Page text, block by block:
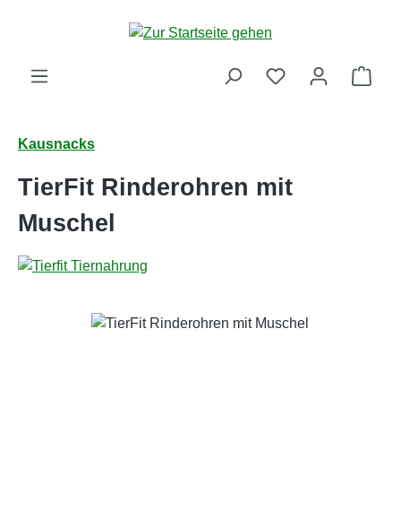
Zum Hauptinhalt springen
Kausnacks
TierFit Rinderohren mit
Muschel
Bildergalerie überspringen